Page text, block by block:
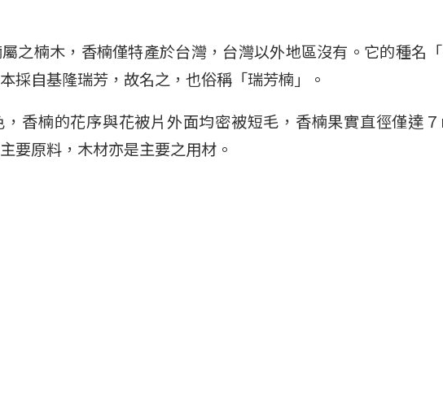
之楠木，香楠僅特產於台灣，台灣以外地區沒有。它的種名
採自基隆瑞芳，故名之，也俗稱「瑞芳楠」。
香楠的花序與花被片外面均密被短毛，香楠果實直徑僅達
要原料，木材亦是主要之用材。